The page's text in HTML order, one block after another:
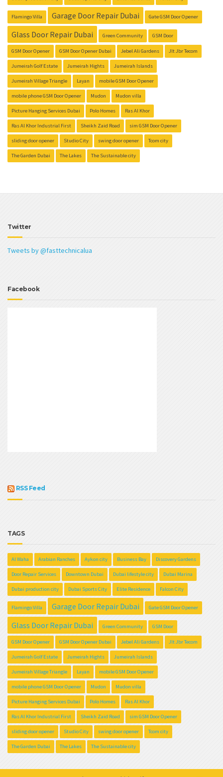
Flamingo Villa Garage Door Repair Dubai Gate GSM Door Opener
Glass Door Repair Dubai Green Community GSM Door
GSM Door Opener GSM Door Opener Dubai Jebel Ali Gardens Jlt Jbr Tecom
Jumeirah Golf Estate Jumeirah Hights Jumeirah Islands
Jumeirah Village Triangle Layan mobile GSM Door Opener
mobile phone GSM Door Opener Mudon Mudon villa
Picture Hanging Services Dubai Polo Homes Ras Al Khor
Ras Al Khor Industrial First Sheikh Zaid Road sim GSM Door Opener
sliding door opener Studio City swing door opener Tcom city
The Garden Dubai The Lakes The Sustainable city
Twitter
Tweets by @fasttechnicalua
Facebook
RSS Feed
TAGS
Al Waha Arabian Ranches Aykon city Business Bay Discovery Gardens
Door Repair Services Downtown Dubai Dubai lifestyle city Dubai Marina
Dubai production city Dubai Sports City Elite Residence Falcon City
Flamingo Villa Garage Door Repair Dubai Gate GSM Door Opener
Glass Door Repair Dubai Green Community GSM Door
GSM Door Opener GSM Door Opener Dubai Jebel Ali Gardens Jlt Jbr Tecom
Jumeirah Golf Estate Jumeirah Hights Jumeirah Islands
Jumeirah Village Triangle Layan mobile GSM Door Opener
mobile phone GSM Door Opener Mudon Mudon villa
Picture Hanging Services Dubai Polo Homes Ras Al Khor
Ras Al Khor Industrial First Sheikh Zaid Road sim GSM Door Opener
sliding door opener Studio City swing door opener Tcom city
The Garden Dubai The Lakes The Sustainable city